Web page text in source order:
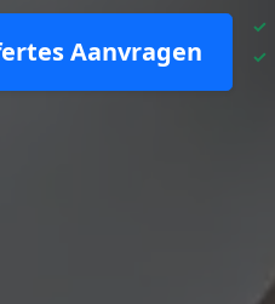
Aanvragen
✓
✓